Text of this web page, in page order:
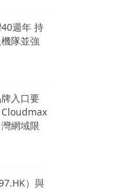
週年 持
隊並強
入口要
Cloudmax
網域限
）與